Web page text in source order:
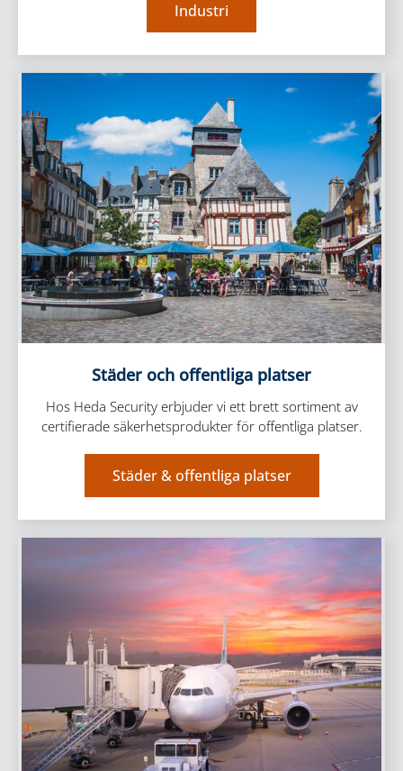
Industri
Städer och offentliga platser
Hos Heda Security erbjuder vi ett brett sortiment av
certifierade säkerhetsprodukter för offentliga platser.
Städer & offentliga platser